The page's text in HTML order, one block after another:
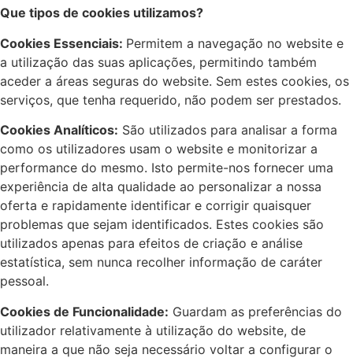
Que tipos de cookies utilizamos?
Cookies Essenciais: Permitem a navegação no website e
a utilização das suas aplicações, permitindo também
aceder a áreas seguras do website. Sem estes cookies, os
serviços, que tenha requerido, não podem ser prestados.
Cookies Analíticos: São utilizados para analisar a forma
como os utilizadores usam o website e monitorizar a
performance do mesmo. Isto permite-nos fornecer uma
experiência de alta qualidade ao personalizar a nossa
oferta e rapidamente identificar e corrigir quaisquer
problemas que sejam identificados. Estes cookies são
utilizados apenas para efeitos de criação e análise
estatística, sem nunca recolher informação de caráter
pessoal.
Cookies de Funcionalidade: Guardam as preferências do
utilizador relativamente à utilização do website, de
maneira a que não seja necessário voltar a configurar o